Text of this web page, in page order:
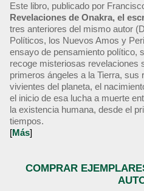
Este libro, publicado por
Revelaciones de Onakra, el
tres anteriores del mismo autor
Políticos, los Nuevos Amos y
ensayo de pensamiento político,
recoge misteriosas revelaciones
primeros ángeles a la Tierra,
vivientes del planeta, el
el inicio de esa lucha a muerte
la existencia humana, desde el
tiempos.
[Más]
COMPRAR